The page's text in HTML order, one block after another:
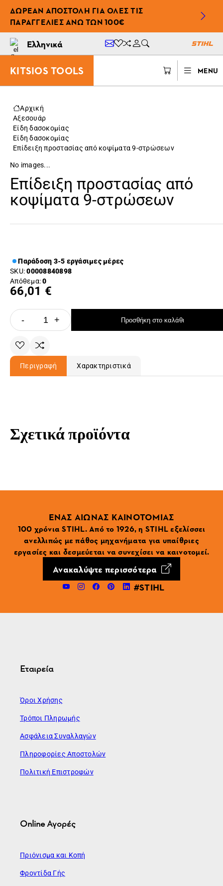
ΔΩΡΕΆΝ ΑΠΟΣΤΟΛΉ ΓΙΑ ΌΛΕΣ ΤΙΣ
ΠΑΡΑΓΓΕΛΊΕΣ ΆΝΩ ΤΩΝ 100€
Ελληνικά
KITSIOS TOOLS MENU
Αρχική
Αξεσουάρ
Είδη δασοκομίας
Είδη δασοκομίας
Επίδειξη προστασίας από κοψίματα 9-στρώσεων
No images...
Επίδειξη προστασίας από
κοψίματα 9-στρώσεων
Παράδοση 3-5 εργάσιμες μέρες
SKU:00008840898
Απόθεμα:0
66,01 €
- + Προσθήκη στο καλάθι
Περιγραφή Χαρακτηριστικά
Σχετικά προϊόντα
ΕΝΑΣ ΑΙΩΝΑΣ ΚΑΙΝΟΤΟΜΙΑΣ
100 χρόνια STIHL. Από το 1926, η STIHL εξελίσσει
ανελλιπώς με πάθος μηχανήματα για υπαίθριες
εργασίες και δεσμεύεται να συνεχίσει να καινοτομεί.
Ανακαλύψτε περισσότερα
#STIHL
Εταιρεία
Όροι Χρήσης
Τρόποι Πληρωμής
Ασφάλεια Συναλλαγών
Πληροφορίες Αποστολών
Πολιτική Επιστροφών
Online Αγορές
Πριόνισμα και Κοπή
Φροντίδα Γής